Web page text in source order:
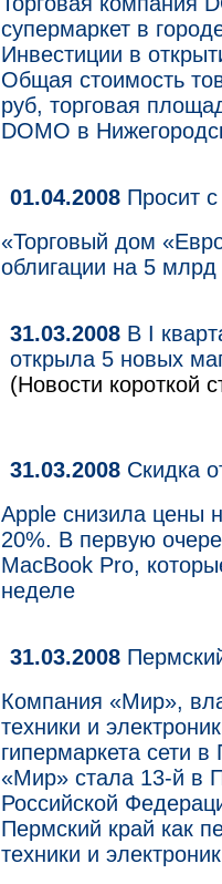
супермаркет в
Инвестиции в
Общая стоимость
руб, торговая
DOMO в
01.04.2008 Просит
«Торговый дом
облигации на 5
31.03.2008 В I
открыла 5 новых
(Новости короткой
31.03.2008 Скидка
Apple снизила цены
20%. В первую
MacBook Pro,
неделе
31.03.2008
Компания «Мир»,
техники и
гипермаркета сети
«Мир» стала 13-й в
Российской
Пермский край как
техники и